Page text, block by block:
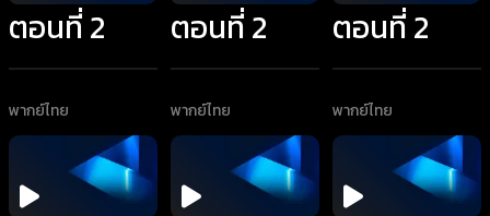
ตอนที่ 2
พากย์ไทย
ตอนที่ 2
พากย์ไทย
ตอนที่ 2
พากย์ไทย